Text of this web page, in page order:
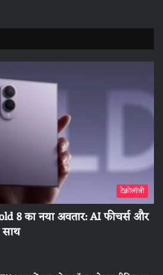
टेक्नोलॉजी
8 का नया अवतार: AI फीचर्स और
साथ